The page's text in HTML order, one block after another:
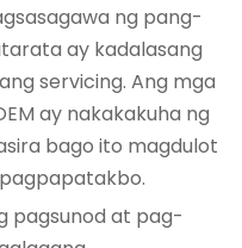
ng pang-
ay kadalasang
servicing. Ang mga
ay nakakakuha ng
bago ito magdulot
pagsunod at pag-